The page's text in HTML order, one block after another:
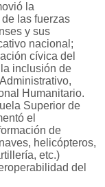
la
las fuerzas
y sus
nacional;
cívica del
inclusión de
Humanitario.
Superior de
el
de
helicópteros,
etc.)
del